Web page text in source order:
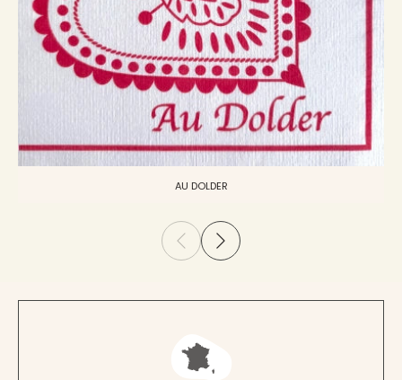
AU DOLDER